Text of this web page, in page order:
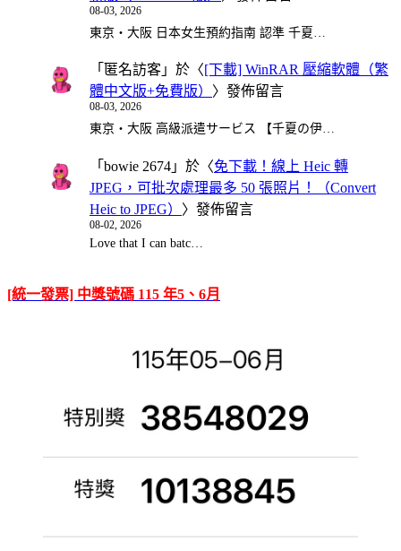
08-03, 2026
東京・大阪 日本女生預約指南 認準 千夏…
「 匿名訪客 」於〈[下載] WinRAR 壓縮軟體（繁
體中文版+免費版） 〉發佈留言
08-03, 2026
東京・大阪 高級派遣サービス 【千夏の伊…
「 bowie 2674 」於〈免下載！線上 Heic 轉
JPEG，可批次處理最多 50 張照片！（Convert
Heic to JPEG） 〉發佈留言
08-02, 2026
Love that I can batc…
[統一發票] 中獎號碼 115 年5、6月